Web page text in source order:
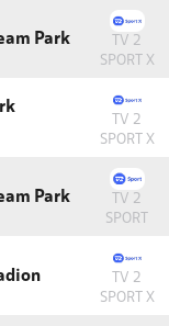
Park
TV 2
SPORT X
TV 2
SPORT X
Park
TV 2
SPORT
TV 2
SPORT X